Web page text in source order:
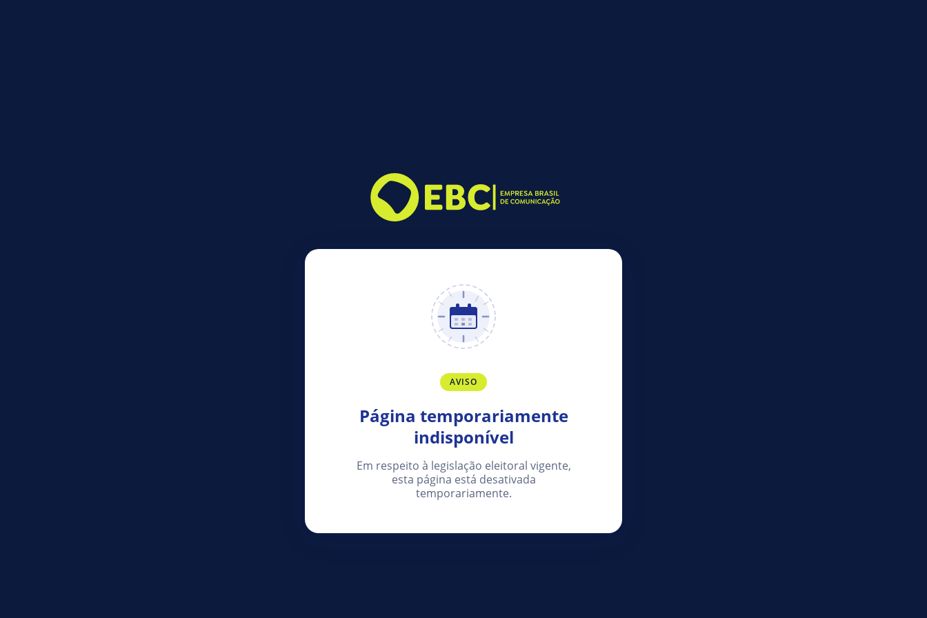
AVISO
Página temporariamente
indisponível
Em respeito à legislação eleitoral vigente,
esta página está desativada
temporariamente.